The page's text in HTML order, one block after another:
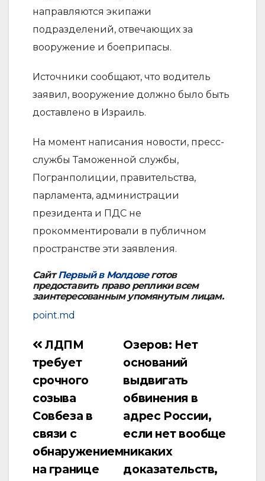
направляются экипажи
подразделений, отвечающих за
вооружение и боеприпасы.
Источники сообщают, что водитель
заявил, вооружение должно было быть
доставлено в Израиль.
На момент написания новости, пресс-
службы Таможенной службы,
Погранполиции, правительства,
парламента, администрации
президента и ПДС не
прокомментировали в публичном
пространстве эти заявления.
СайтПервый в Молдовеготов
предоставить право реплики всем
заинтересованным упомянутым лицам.
point.md
Навигация
по
Озеров: Нет
оснований
выдвигать
обвинения в
адрес России,
если нет вообще
никаких
доказательств,
ЛДПМ
требует
срочного
созыва
Совбеза в
связи с
обнаружением
на границе